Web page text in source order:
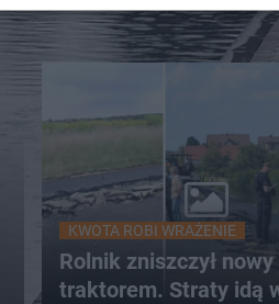
KWOTA ROBI WRAŻENIE
Rolnik zniszczył
traktorem. Straty idą